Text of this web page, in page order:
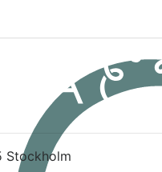
Stockholm